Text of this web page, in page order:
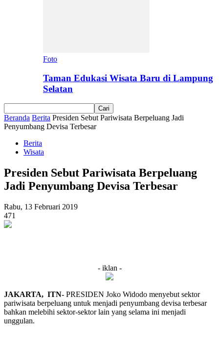
Foto
Taman Edukasi Wisata Baru di Lampung
Selatan
Beranda Berita Presiden Sebut Pariwisata Berpeluang Jadi
Penyumbang Devisa Terbesar
Berita
Wisata
Presiden Sebut Pariwisata Berpeluang
Jadi Penyumbang Devisa Terbesar
Rabu, 13 Februari 2019
471
- iklan -
JAKARTA, ITN- PRESIDEN Joko Widodo menyebut sektor
pariwisata berpeluang untuk menjadi penyumbang devisa terbesar
bahkan melebihi sektor-sektor lain yang selama ini menjadi
unggulan.